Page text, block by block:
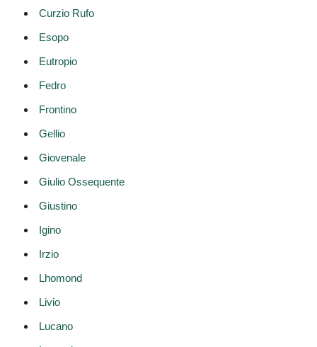
Curzio Rufo
Esopo
Eutropio
Fedro
Frontino
Gellio
Giovenale
Giulio Ossequente
Giustino
Igino
Irzio
Lhomond
Livio
Lucano